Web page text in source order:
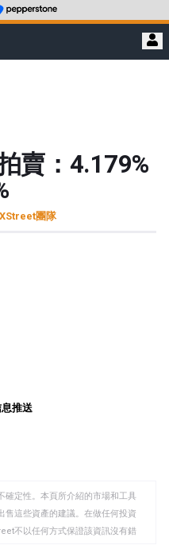
賣：4.179%
團隊
推送
確定性。本頁所介紹的市場和工具
售這些資產的建議。在做任何投資
不以任何方式保證該資訊沒有錯